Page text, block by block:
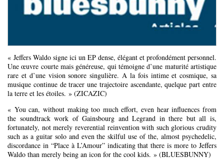
« Jeffers Waldo signe ici un EP dense, élégant et profondément personnel.
Une œuvre courte mais généreuse, qui témoigne d’une maturité artistique
rare et d’une vision sonore singulière. A la fois intime et cosmique, sa
musique continue de tracer une trajectoire ascendante, quelque part entre
la terre et les étoiles. » (ZICAZIC)
« You can, without making too much effort, even hear influences from
the soundtrack work of Gainsbourg and Legrand in there but all is,
fortunately, not merely reverential reinvention with such glorious crudity
such as a guitar solo and even the skilful use of the, almost psychedelic,
discordance in “Place à L’Amour” indicating that there is more to Jeffers
Waldo than merely being an icon for the cool kids. » (BLUESBUNNY)